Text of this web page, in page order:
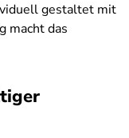
gestaltet mit
macht das